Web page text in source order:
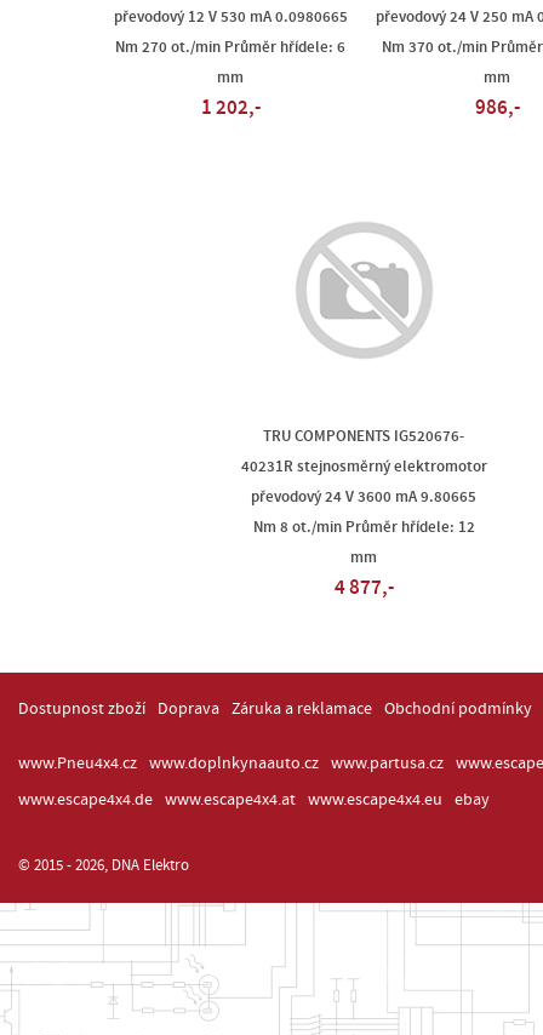
převodový 12 V 530 mA 0.0980665
Nm 270 ot./min Průměr hřídele: 6
mm
1 202,-
převodový 24 V 250 mA
Nm 370 ot./min
mm
986,-
TRU COMPONENTS IG520676-
40231R stejnosměrný elektromotor
převodový 24 V 3600 mA 9.80665
Nm 8 ot./min Průměr hřídele: 12
mm
4 877,-
Dostupnost zboží Doprava Záruka a reklamace Obchodní podmínky
www.Pneu4x4.cz www.doplnkynaauto.cz www.partusa.cz
www.escape4x4.de
www.escape4x4.at www.escape4x4.eu ebay
© 2015 - 2026, DNA Elektro